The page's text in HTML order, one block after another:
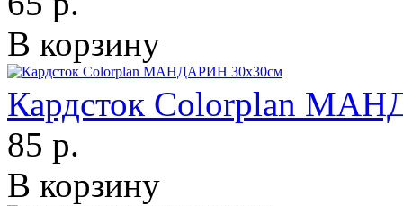
В корзину
Кардсток Colorplan
85 р.
В корзину